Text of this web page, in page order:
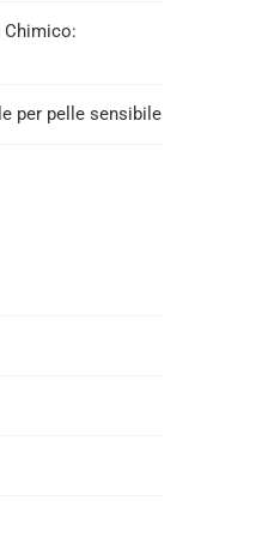
Chimico:
per pelle sensibile